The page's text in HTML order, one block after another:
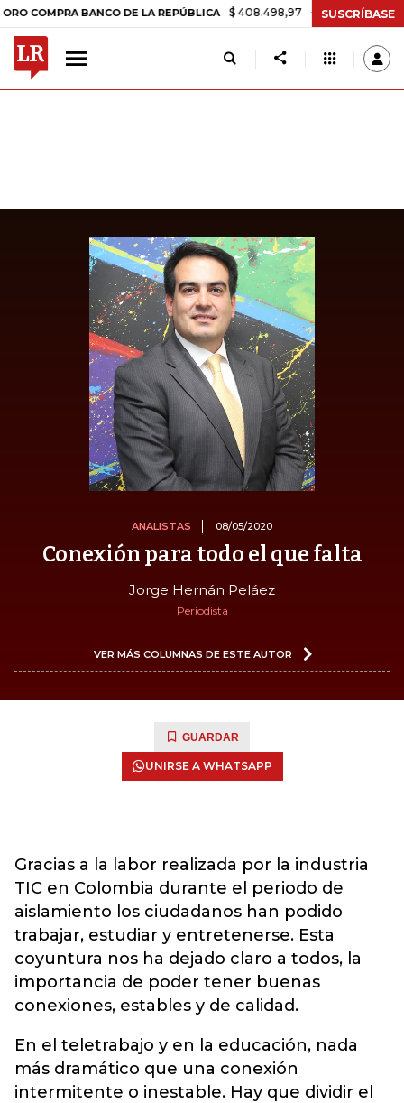
BANCO DE LA REPÚBLICA $ 408.498,97 +$ 8.753,81 +2,19%
SUSCRÍBASE
ANALISTAS 08/05/2020
Conexión para todo el que falta
Jorge Hernán Peláez
Periodista
VER MÁS COLUMNAS DE ESTE AUTOR
GUARDAR
UNIRSE A WHATSAPP
Gracias a la labor realizada por la industria
TIC en Colombia durante el periodo de
aislamiento los ciudadanos han podido
trabajar, estudiar y entretenerse. Esta
coyuntura nos ha dejado claro a todos, la
importancia de poder tener buenas
conexiones, estables y de calidad.
En el teletrabajo y en la educación, nada
más dramático que una conexión
intermitente o inestable. Hay que dividir el